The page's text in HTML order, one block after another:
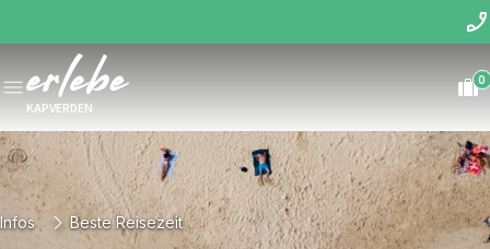
KAPVERDEN
0
Infos Beste Reisezeit